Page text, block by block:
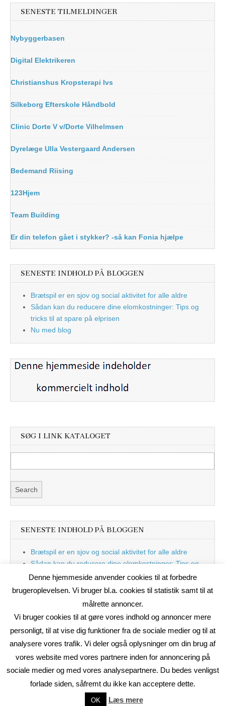
SENESTE TILMELDINGER
Nybyggerbasen
Digital Elektrikeren
Christianshus Kropsterapi Ivs
Silkeborg Efterskole Håndbold
Clinic Dorte V v/Dorte Vilhelmsen
Dyrelæge Ulla Vestergaard Andersen
Bedemand Riising
123Hjem
Team Building
Er din telefon gået i stykker? -så kan Fonia hjælpe
SENESTE INDHOLD PÅ BLOGGEN
Brætspil er en sjov og social aktivitet for alle aldre
Sådan kan du reducere dine elomkostninger: Tips og
tricks til at spare på elprisen
Nu med blog
SØG I LINK KATALOGET
SENESTE INDHOLD PÅ BLOGGEN
Brætspil er en sjov og social aktivitet for alle aldre
Sådan kan du reducere dine elomkostninger: Tips og
tricks til at spare på elprisen
Nu med blog
On2Net Link Katalog
The Magazine Basic Theme bybavotasan.com
Denne hjemmeside anvender cookies til at forbedre
brugeroplevelsen. Vi bruger bl.a. cookies til statistik samt til at
målrette annoncer.
Vi bruger cookies til at gøre vores indhold og annoncer mere
personligt, til at vise dig funktioner fra de sociale medier og til at
analysere vores trafik. Vi deler også oplysninger om din brug af
vores website med vores partnere inden for annoncering på
sociale medier og med vores analysepartnere. Du bedes venligst
forlade siden, såfremt du ikke kan acceptere dette.
OK Læs mere